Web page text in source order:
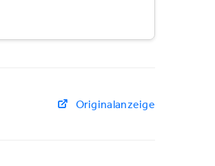
Originalanzeige